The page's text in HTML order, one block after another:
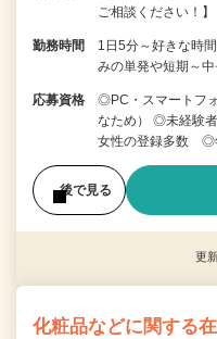
ご相談ください！】
勤務時間
1日5分～好きな時
みの単発や短期～
応募資格
◎PC・スマートフ
なため） ◎未経験
女性の登録多数 ◎
後で見る
更
化粧品などに関する